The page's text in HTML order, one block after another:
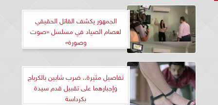
الجمهور يكشف القاتل الحقيقي
لعصام الصياد في مسلسل «صوت
وصورة»
تفاصيل مثيرة.. ضرب شابين بالكرباج
وإجبارهما على تقبيل قدم سيدة
بكرداسة